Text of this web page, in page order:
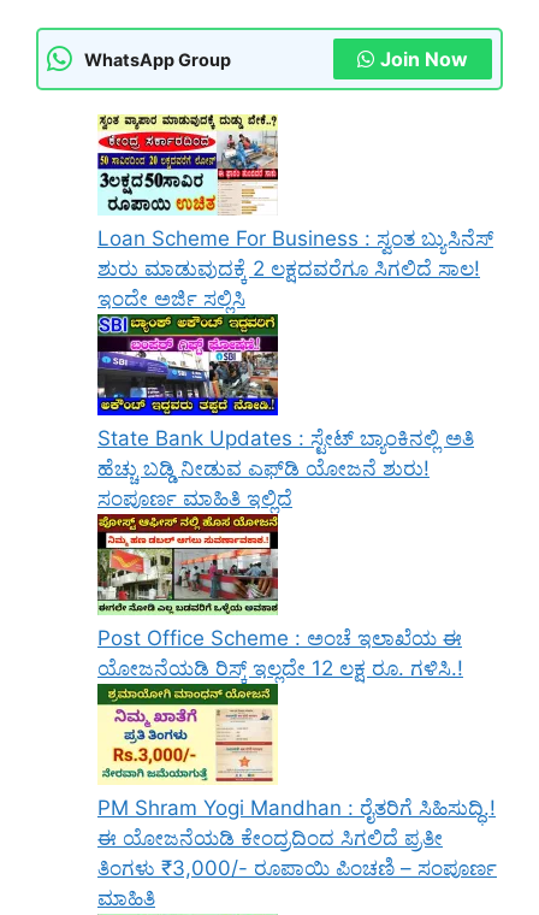
WhatsApp Group Join Now
Loan Scheme For Business : ಸ್ವಂತ ಬ್ಯುಸಿನೆಸ್
ಶುರು ಮಾಡುವುದಕ್ಕೆ 2 ಲಕ್ಷದವರೆಗೂ ಸಿಗಲಿದೆ ಸಾಲ!
ಇಂದೇ ಅರ್ಜಿ ಸಲ್ಲಿಸಿ
State Bank Updates : ಸ್ಟೇಟ್ ಬ್ಯಾಂಕಿನಲ್ಲಿ ಅತಿ
ಹೆಚ್ಚು ಬಡ್ಡಿ ನೀಡುವ ಎಫ್‌ಡಿ ಯೋಜನೆ ಶುರು!
ಸಂಪೂರ್ಣ ಮಾಹಿತಿ ಇಲ್ಲಿದೆ
Post Office Scheme : ಅಂಚೆ ಇಲಾಖೆಯ ಈ
ಯೋಜನೆಯಡಿ ರಿಸ್ಕ್‌ ಇಲ್ಲದೇ 12 ಲಕ್ಷ ರೂ. ಗಳಿಸಿ.!
PM Shram Yogi Mandhan : ರೈತರಿಗೆ ಸಿಹಿಸುದ್ಧಿ.!
ಈ ಯೋಜನೆಯಡಿ ಕೇಂದ್ರದಿಂದ ಸಿಗಲಿದೆ ಪ್ರತೀ
ತಿಂಗಳು ₹3,000/- ರೂಪಾಯಿ ಪಿಂಚಣಿ – ಸಂಪೂರ್ಣ
ಮಾಹಿತಿ